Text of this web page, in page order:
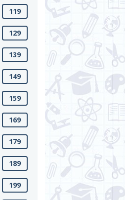
119
129
139
149
159
169
179
189
199